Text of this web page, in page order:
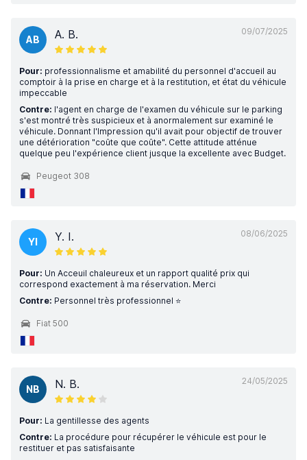
09/07/2025
AB A. B.
Pour: professionnalisme et amabilité du personnel d'accueil au
comptoir à la prise en charge et à la restitution, et état du véhicule
impeccable
Contre: l'agent en charge de l'examen du véhicule sur le parking
s'est montré très suspicieux et à anormalement sur examiné le
véhicule. Donnant l'Impression qu'il avait pour objectif de trouver
une détérioration "coûte que coûte". Cette attitude atténue
quelque peu l'expérience client jusque la excellente avec Budget.
Peugeot 308
08/06/2025
YI Y. I.
Pour: Un Acceuil chaleureux et un rapport qualité prix qui
correspond exactement à ma réservation. Merci
Contre: Personnel très professionnel ⭐️
Fiat 500
24/05/2025
NB N. B.
Pour: La gentillesse des agents
Contre: La procédure pour récupérer le véhicule est pour le
restituer et pas satisfaisante